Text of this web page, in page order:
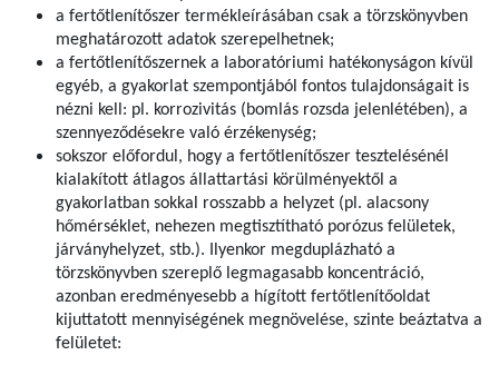
a fertőtlenítőszer termékleírásában csak a törzskönyvben
meghatározott adatok szerepelhetnek;
a fertőtlenítőszernek a laboratóriumi hatékonyságon kívül
egyéb, a gyakorlat szempontjából fontos tulajdonságait is
nézni kell: pl. korrozivitás (bomlás rozsda jelenlétében), a
szennyeződésekre való érzékenység;
sokszor előfordul, hogy a fertőtlenítőszer tesztelésénél
kialakított átlagos állattartási körülményektől a
gyakorlatban sokkal rosszabb a helyzet (pl. alacsony
hőmérséklet, nehezen megtisztítható porózus felületek,
járványhelyzet, stb.). Ilyenkor megduplázható a
törzskönyvben szereplő legmagasabb koncentráció,
azonban eredményesebb a hígított fertőtlenítőoldat
kijuttatott mennyiségének megnövelése, szinte beáztatva a
felületet: